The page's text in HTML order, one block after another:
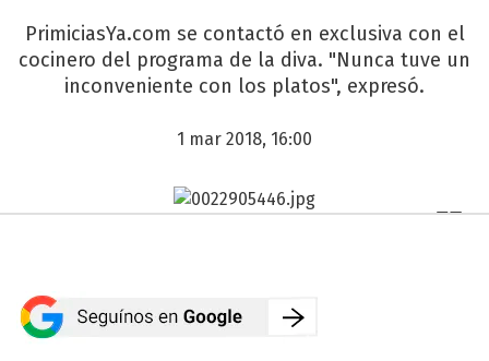
PrimiciasYa.com se contactó en exclusiva con el
cocinero del programa de la diva. "Nunca tuve un
inconveniente con los platos", expresó.
1 mar 2018, 16:00